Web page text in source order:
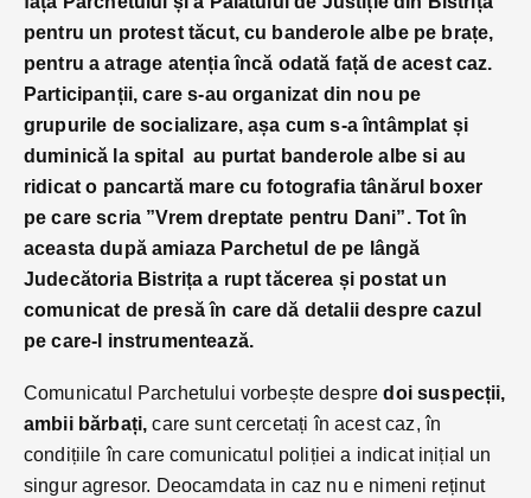
pentru un protest tăcut, cu banderole albe pe brațe,
pentru a atrage atenția încă odată față de acest caz.
Participanții, care s-au organizat din nou pe
grupurile de socializare, așa cum s-a întâmplat și
duminică la spital au purtat banderole albe si au
ridicat o pancartă mare cu fotografia tânărul boxer
pe care scria ”Vrem dreptate pentru Dani”. Tot în
aceasta după amiaza Parchetul de pe lângă
Judecătoria Bistrița a rupt tăcerea și postat un
comunicat de presă în care dă detalii despre cazul
pe care-l instrumentează.
Comunicatul Parchetului vorbește despredoi suspecții,
ambii bărbați, care sunt cercetați în acest caz, în
condițiile în care comunicatul poliției a indicat inițial un
singur agresor. Deocamdata in caz nu e nimeni reținut